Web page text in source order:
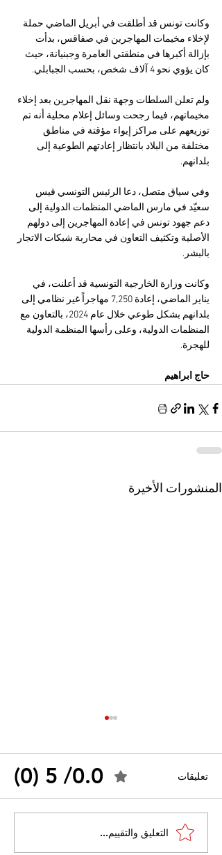
وكانت تونس قد أطلقت في أبريل الماضي حملة
لإخلاء مخيمات المهاجرين في صفاقس، بدأت
بإزالة أكبرها في منطقتي العامرة وجبنيانة، حيث
كان يؤوي نحو 4 آلاف شخص، بحسب الجبابلي.
ولم تعلن السلطات وجهة نقل المهاجرين بعد إخلاء
مخيماتهم، فيما رجحت وسائل إعلام محلية أنه تم
توزيعهم على مراكز إيواء مؤقتة في مناطق
مختلفة من البلاد بانتظار إعادتهم الطوعية إلى
بلدانهم.
وفي سياق متصل، دعا الرئيس التونسي قيس
سعيّد في مارس الماضي المنظمات الدولية إلى
دعم جهود تونس في إعادة المهاجرين إلى دولهم
الأصلية وتكثيف التعاون في محاربة شبكات الاتجار
بالبشر.
وكانت وزارة الخارجية التونسية قد أعلنت، في
يناير الماضي، إعادة 7,250 مهاجراً غير نظامي إلى
بلدانهم بشكل طوعي خلال عام 2024، بالتعاون مع
المنظمات الدولية، وعلى رأسها المنظمة الدولية
للهجرة.
حاج ابراهيم
المنشورات الأخيرة
القضاء الإداري يقضي بحل
نقابة "كنابست"
تعليقات 0.0/ 5 (0)
التعليق والتقييم...